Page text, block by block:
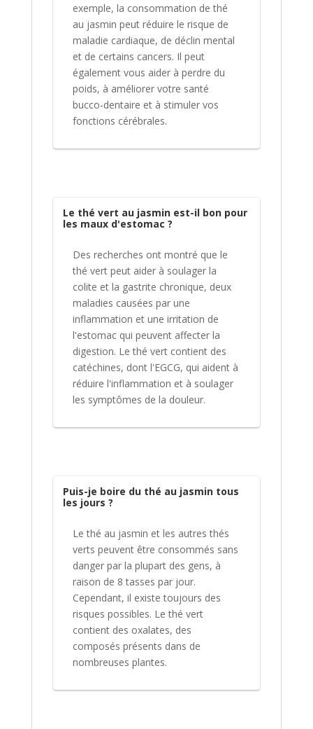
exemple, la consommation de thé
au jasmin peut réduire le risque de
maladie cardiaque, de déclin mental
et de certains cancers. Il peut
également vous aider à perdre du
poids, à améliorer votre santé
bucco-dentaire et à stimuler vos
fonctions cérébrales.
Le thé vert au jasmin est-il bon pour
les maux d'estomac ?
Des recherches ont montré que le
thé vert peut aider à soulager la
colite et la gastrite chronique, deux
maladies causées par une
inflammation et une irritation de
l'estomac qui peuvent affecter la
digestion. Le thé vert contient des
catéchines, dont l'EGCG, qui aident à
réduire l'inflammation et à soulager
les symptômes de la douleur.
Puis-je boire du thé au jasmin tous
les jours ?
Le thé au jasmin et les autres thés
verts peuvent être consommés sans
danger par la plupart des gens, à
raison de 8 tasses par jour.
Cependant, il existe toujours des
risques possibles. Le thé vert
contient des oxalates, des
composés présents dans de
nombreuses plantes.